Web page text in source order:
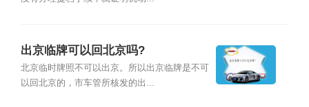
出京临牌可以回北京吗?
北京临时牌照不可以出京。所以出京临牌是不可
以回北京的，市车管所核发的出...